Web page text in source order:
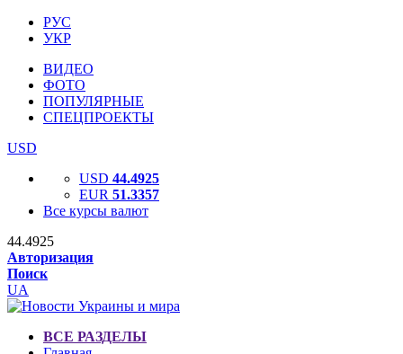
РУС
УКР
ВИДЕО
ФОТО
ПОПУЛЯРНЫЕ
СПЕЦПРОЕКТЫ
USD
USD 44.4925
EUR 51.3357
Все курсы валют
44.4925
Авторизация
Поиск
UA
ВСЕ РАЗДЕЛЫ